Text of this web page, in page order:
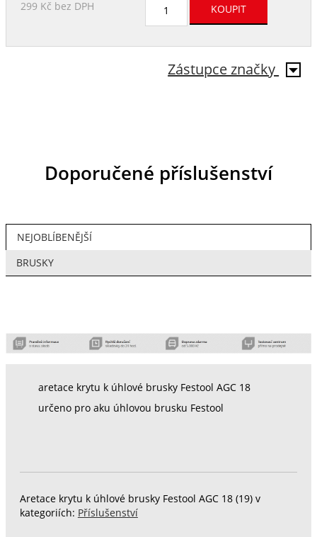
299 Kč bez DPH
Zástupce značky
Doporučené příslušenství
NEJOBLÍBENĚJŠÍ
BRUSKY
aretace krytu k úhlové brusky Festool AGC 18
určeno pro aku úhlovou brusku Festool
Aretace krytu k úhlové brusky Festool AGC 18 (19) v
kategoriích: Příslušenství